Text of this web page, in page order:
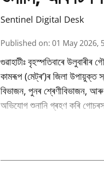
Sentinel Digital Desk
Published on: 01 May 2026,
গুৱাহাটীঃ বৃহস্পতিবাৰে উলুবাৰীৰ
কামৰূপ (মেট্ৰ’)ৰ জিলা উপায়ুক্ত
বিভাজন, পুনৰ শ্ৰেণীবিভাজন, আৰু
অভিযোগ শুনানি গ্ৰহণ কৰি